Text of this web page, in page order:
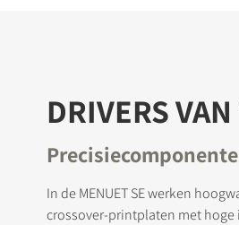
DRIVERS
In de MENUET SE werken
crossover-printplaten met hoge